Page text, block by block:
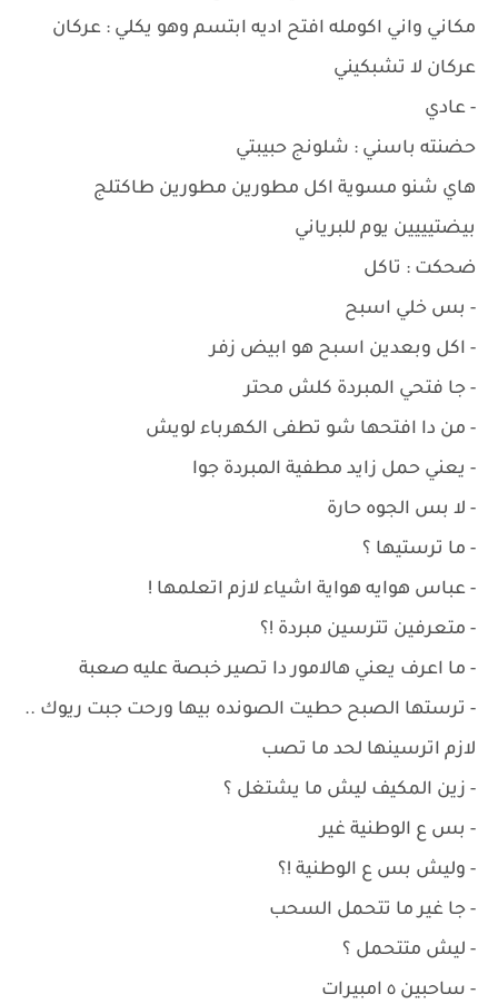
مكاني واني اكومله افتح اديه ابتسم وهو يكلي : عركان
عركان لا تشبكيني
- عادي
حضنته باسني : شلونج حبيبتي
هاي شنو مسوية اكل مطورين مطورين طاكتلج
بيضتيييين يوم للبرياني
ضحكت : تاكل
- بس خلي اسبح
- اكل وبعدين اسبح هو ابيض زفر
- جا فتحي المبردة كلش محتر
- من دا افتحها شو تطفى الكهرباء لويش
- يعني حمل زايد مطفية المبردة جوا
- لا بس الجوه حارة
- ما ترستيها ؟
- عباس هوايه هواية اشياء لازم اتعلمها !
- متعرفين تترسين مبردة !؟
- ما اعرف يعني هالامور دا تصير خبصة عليه صعبة
- ترستها الصبح حطيت الصونده بيها ورحت جبت ريوك ..
لازم اترسينها لحد ما تصب
- زين المكيف ليش ما يشتغل ؟
- بس ع الوطنية غير
- وليش بس ع الوطنية !؟
- جا غير ما تتحمل السحب
- ليش متتحمل ؟
- ساحبين ٥ امبيرات